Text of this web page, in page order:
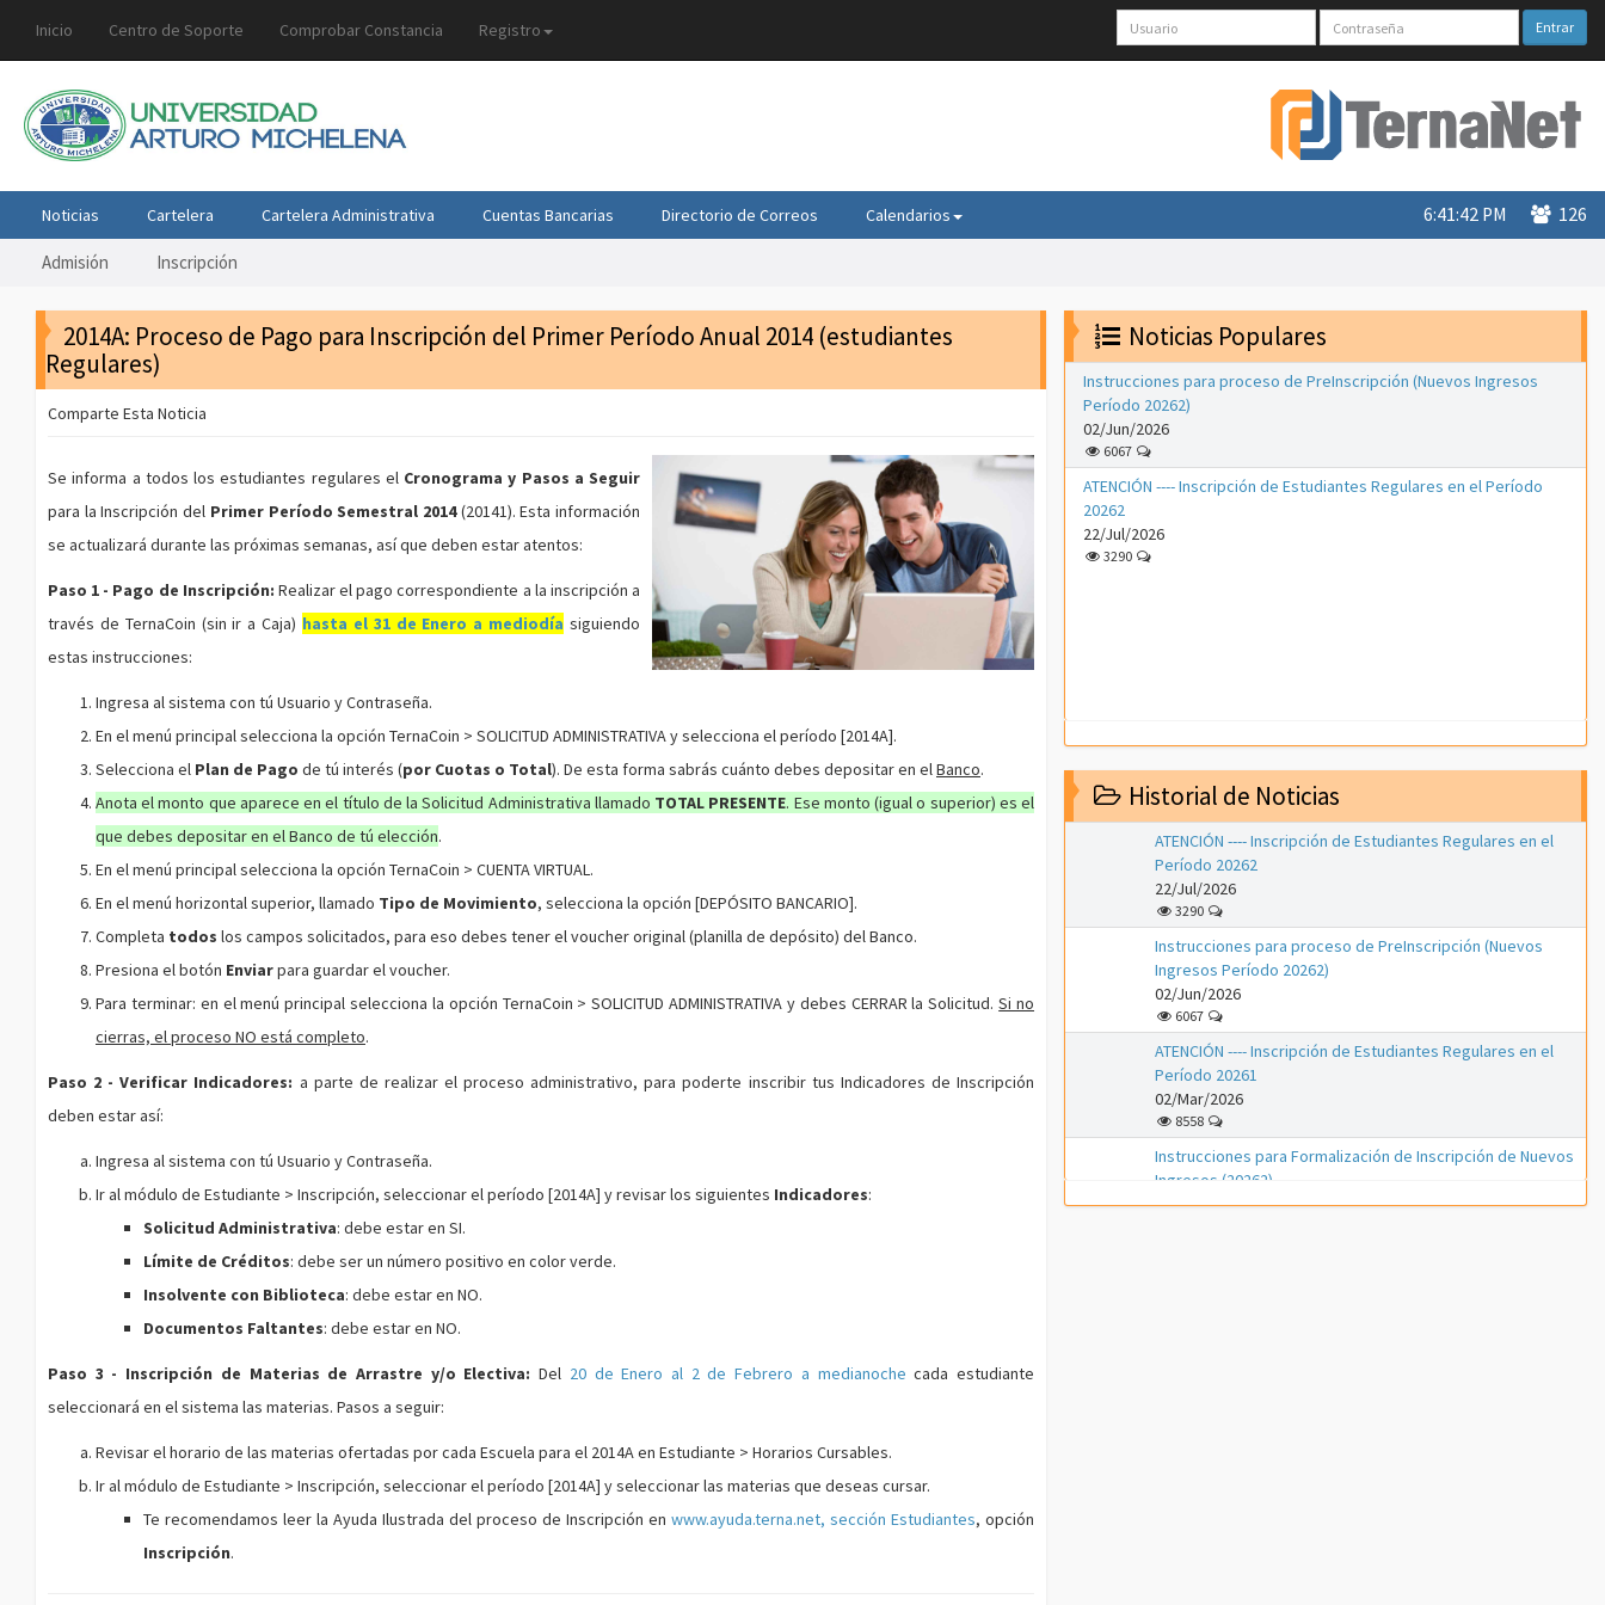
Inicio Centro de Soporte Comprobar Constancia Registro Entrar
Noticias Cartelera Cartelera Administrativa Cuentas Bancarias Directorio de Correos Calendarios 126
6:41:43 PM
Admisión Inscripción
2014A: Proceso de Pago para Inscripción del Primer Período Anual 2014 (estudiantes
Regulares)
Comparte Esta Noticia
Se informa a todos los estudiantes regulares el Cronograma y Pasos a Seguir
para la Inscripción del Primer Período Semestral 2014(20141). Esta información
se actualizará durante las próximas semanas, así que deben estar atentos:
Paso 1 - Pago de Inscripción: Realizar el pago correspondiente a la inscripción a
través de TernaCoin (sin ir a Caja) hasta el 31 de Enero a mediodía siguiendo
estas instrucciones:
Ingresa al sistema con tú Usuario y Contraseña.
En el menú principal selecciona la opción TernaCoin > SOLICITUD ADMINISTRATIVAy selecciona el período [2014A].
Selecciona el Plan de Pago de tú interés (por Cuotas o Total). De esta forma sabrás cuánto debes depositar en elBanco.
Anota el monto que aparece en el título de la Solicitud Administrativa llamado TOTAL PRESENTE. Ese monto (igual o superior) es el
que debes depositar en el Banco de tú elección.
En el menú principal selecciona la opción TernaCoin > CUENTA VIRTUAL.
En el menú horizontal superior, llamado Tipo de Movimiento, selecciona la opción [DEPÓSITO BANCARIO].
Completa todos los campos solicitados, para eso debes tener el voucher original (planilla de depósito) del Banco.
Presiona el botón Enviarpara guardar el voucher.
Para terminar: en el menú principal selecciona la opción TernaCoin > SOLICITUD ADMINISTRATIVA y debes CERRAR la Solicitud.Si no
cierras, el proceso NO está completo.
Paso 2 -Verificar Indicadores: a parte de realizar el proceso administrativo, para poderte inscribir tus Indicadores de Inscripción
deben estar así:
Ingresa al sistema con tú Usuario y Contraseña.
Ir al módulo de Estudiante > Inscripción, seleccionar el período [2014A] y revisar los siguientes Indicadores:
Solicitud Administrativa: debe estar en SI.
Límite de Créditos: debe ser un número positivo en colorverde.
Insolvente con Biblioteca: debe estar en NO.
Documentos Faltantes: debe estar en NO.
Paso 3 - Inscripción de Materias de Arrastre y/o Electiva: Del 20 de Enero al 2 de Febrero a medianoche cada estudiante
seleccionará en el sistema las materias. Pasos a seguir:
Revisar el horario de las materias ofertadas por cada Escuela para el 2014A en Estudiante > Horarios Cursables.
Ir al módulo de Estudiante > Inscripción, seleccionar el período [2014A] y seleccionar las materias que deseas cursar.
Te recomendamos leer la Ayuda Ilustrada del proceso de Inscripción en www.ayuda.terna.net, sección Estudiantes, opción
Inscripción.
Noticias Populares
Instrucciones para proceso de PreInscripción (Nuevos Ingresos
Período 20262)
02/Jun/2026
6067
ATENCIÓN ---- Inscripción de Estudiantes Regulares en el Período
20262
22/Jul/2026
3290
Historial de Noticias
ATENCIÓN ---- Inscripción de Estudiantes Regulares en el
Período 20262
22/Jul/2026
3290
Instrucciones para proceso de PreInscripción (Nuevos
Ingresos Período 20262)
02/Jun/2026
6067
ATENCIÓN ---- Inscripción de Estudiantes Regulares en el
Período 20261
02/Mar/2026
8558
Instrucciones para Formalización de Inscripción de Nuevos
Ingresos (20262)
01/Mar/2026